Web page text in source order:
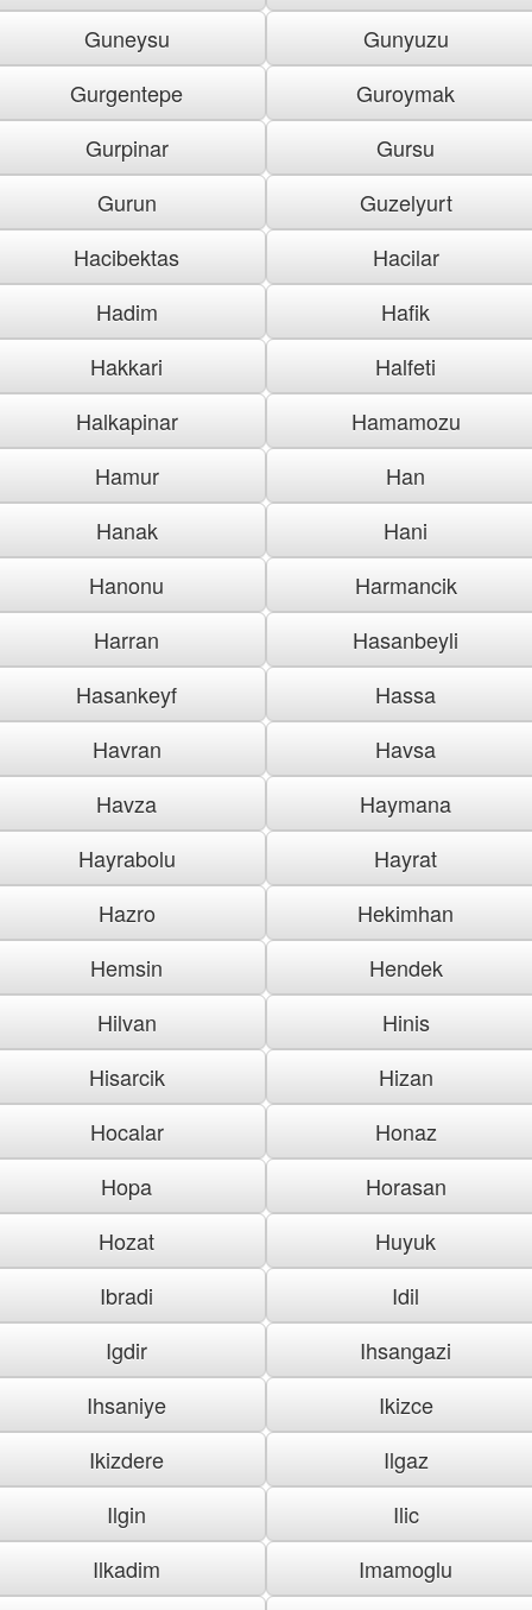
Guneysu
Gunyuzu
Gurgentepe
Guroymak
Gurpinar
Gursu
Gurun
Guzelyurt
Hacibektas
Hacilar
Hadim
Hafik
Hakkari
Halfeti
Halkapinar
Hamamozu
Hamur
Han
Hanak
Hani
Hanonu
Harmancik
Harran
Hasanbeyli
Hasankeyf
Hassa
Havran
Havsa
Havza
Haymana
Hayrabolu
Hayrat
Hazro
Hekimhan
Hemsin
Hendek
Hilvan
Hinis
Hisarcik
Hizan
Hocalar
Honaz
Hopa
Horasan
Hozat
Huyuk
Ibradi
Idil
Igdir
Ihsangazi
Ihsaniye
Ikizce
Ikizdere
Ilgaz
Ilgin
Ilic
Ilkadim
Imamoglu